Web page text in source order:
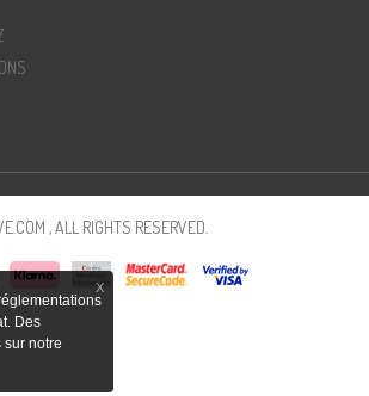
, ALL RIGHTS RESERVED.
X
Des
notre